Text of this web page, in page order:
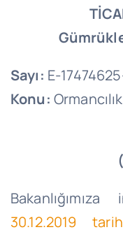
Sayı: E-
Konu:
30.12.2019